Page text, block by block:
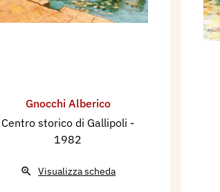
Gnocchi Alberico
Centro storico di Gallipoli -
1982
Visualizza scheda